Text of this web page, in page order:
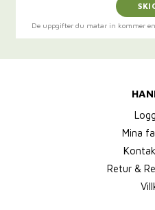
De uppgifter du matar in kommer
Mina
Retur &